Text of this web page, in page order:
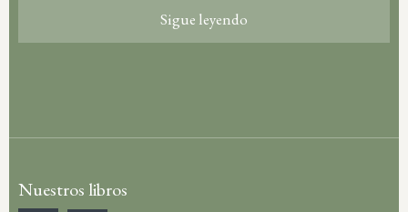
Sigue leyendo
Nuestros libros